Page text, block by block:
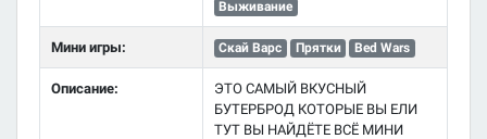
Выживание
Мини игры: Скай Варс Прятки Bed Wars
Описание:
ЭТО САМЫЙ ВКУСНЫЙ
БУТЕРБРОД КОТОРЫЕ ВЫ ЕЛИ
ТУТ ВЫ НАЙДЁТЕ ВСЁ МИНИ